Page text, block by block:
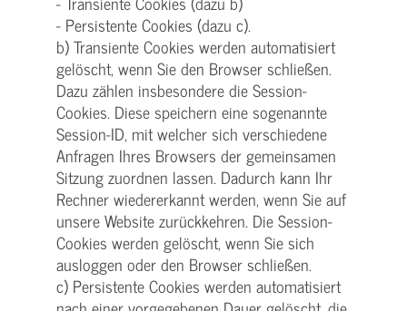
- Persistente Cookies (dazu c).
b) Transiente Cookies werden automatisiert
gelöscht, wenn Sie den Browser schließen.
Dazu zählen insbesondere die Session-
Cookies. Diese speichern eine sogenannte
Session-ID, mit welcher sich verschiedene
Anfragen Ihres Browsers der gemeinsamen
Sitzung zuordnen lassen. Dadurch kann Ihr
Rechner wiedererkannt werden, wenn Sie auf
unsere Website zurückkehren. Die Session-
Cookies werden gelöscht, wenn Sie sich
ausloggen oder den Browser schließen.
c) Persistente Cookies werden automatisiert